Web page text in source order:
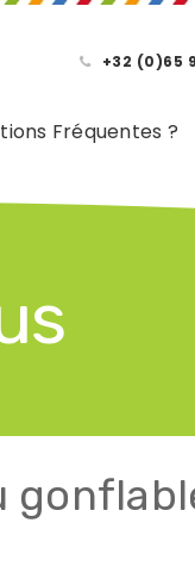
+32 (0)65
Fréquentes ?